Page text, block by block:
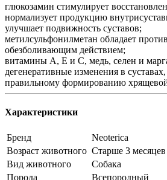
глюкозамин стимулирует
нормализует продукцию
улучшает подвижность суставов;
метилсульфонилметан обладает
обезболивающим действием;
витамины А, Е и С, медь, селен и
дегенеративные изменения в
правильному формированию
Характеристики
Бренд
Neoterica
Возраст животного Старше 3 месяцев
Вид животного
Собака
Порода
Всепородный